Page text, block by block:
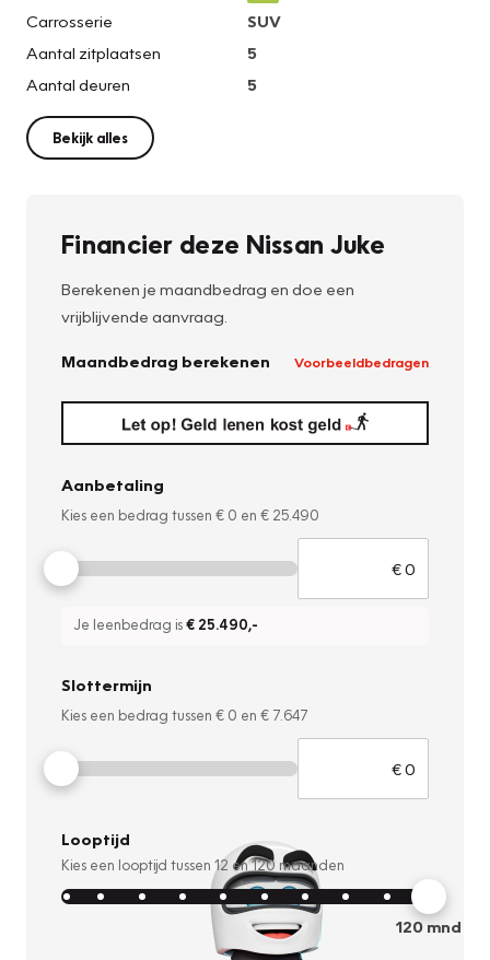
Carrosserie
SUV
Aantal zitplaatsen
5
Aantal deuren
5
Bekijk alles
Financier deze Nissan Juke
Berekenen je maandbedrag en doe een
vrijblijvende aanvraag.
Maandbedrag berekenen Voorbeeldbedragen
Aanbetaling
Kies een bedrag tussen € 0 en € 25.490
Je leenbedrag is€ 25.490,-
Slottermijn
Kies een bedrag tussen € 0 en € 7.647
Looptijd
Kies een looptijd tussen 12 en120 maanden
120mnd